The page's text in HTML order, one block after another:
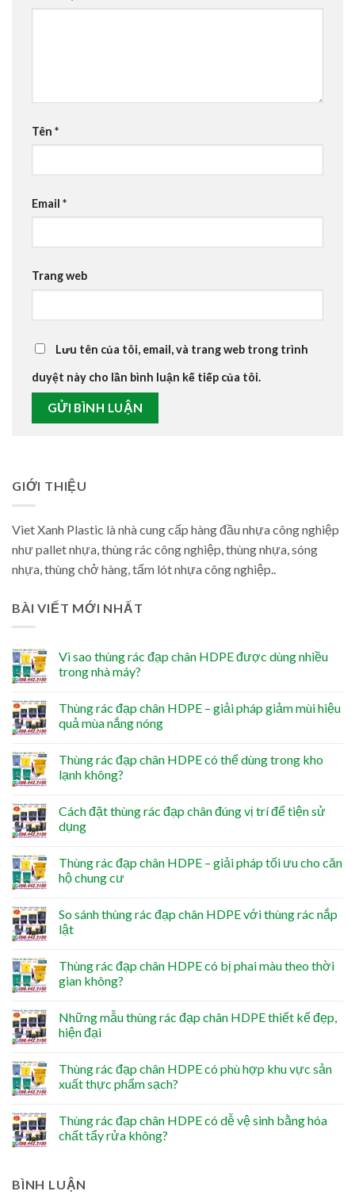
Tên *
Email *
Trang web
Lưu tên của tôi, email, và trang web trong trình
duyệt này cho lần bình luận kế tiếp của tôi.
GIỚI THIỆU
Viet Xanh Plastic là nhà cung cấp hàng đầu nhựa công nghiệp
như pallet nhựa, thùng rác công nghiệp, thùng nhựa, sóng
nhựa, thùng chở hàng, tấm lót nhựa công nghiệp..
BÀI VIẾT MỚI NHẤT
Vì sao thùng rác đạp chân HDPE được dùng nhiều
trong nhà máy?
Thùng rác đạp chân HDPE – giải pháp giảm mùi hiệu
quả mùa nắng nóng
Thùng rác đạp chân HDPE có thể dùng trong kho
lạnh không?
Cách đặt thùng rác đạp chân đúng vị trí để tiện sử
dụng
Thùng rác đạp chân HDPE – giải pháp tối ưu cho căn
hộ chung cư
So sánh thùng rác đạp chân HDPE với thùng rác nắp
lật
Thùng rác đạp chân HDPE có bị phai màu theo thời
gian không?
Những mẫu thùng rác đạp chân HDPE thiết kế đẹp,
hiện đại
Thùng rác đạp chân HDPE có phù hợp khu vực sản
xuất thực phẩm sạch?
Thùng rác đạp chân HDPE có dễ vệ sinh bằng hóa
chất tẩy rửa không?
BÌNH LUẬN